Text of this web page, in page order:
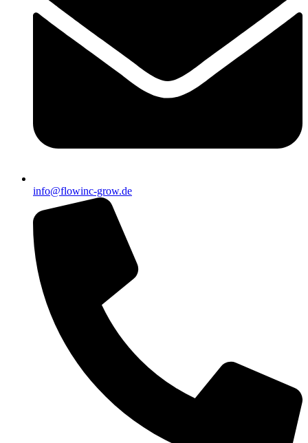
info@flowinc-grow.de